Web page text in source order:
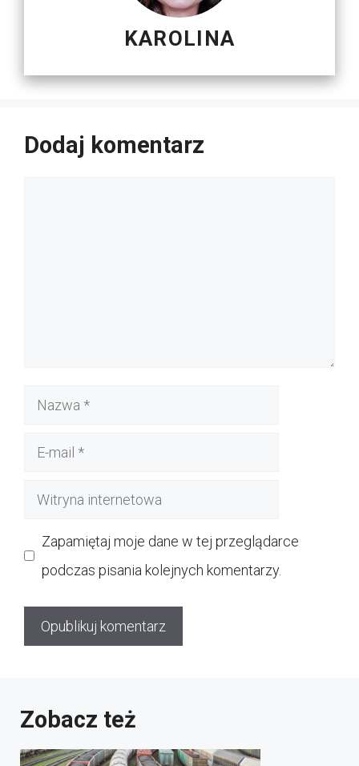
KAROLINA
Dodaj komentarz
Nazwa
Witryna
Zapamiętaj moje dane w tej przeglądarce
podczas pisania kolejnych komentarzy.
Zobacz też